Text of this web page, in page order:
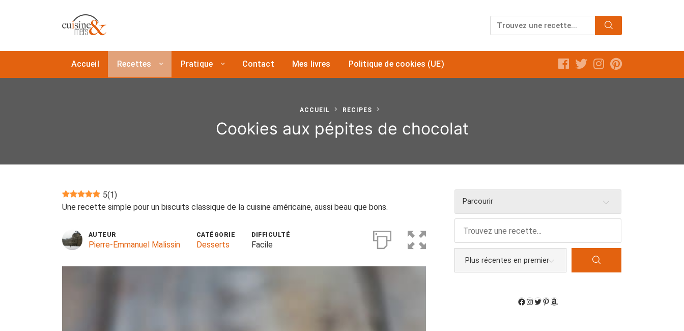
Accueil Recettes Pratique Contact Mes livres Politique de cookies (UE)
ACCUEIL RECIPES
Cookies aux pépites de chocolat
5(1)
Une recette simple pour un biscuits classique de la cuisine américaine, aussi beau que bons.
AUTEUR
Pierre-Emmanuel Malissin
CATÉGORIE
Desserts
DIFFICULTÉ
Facile
Parcourir